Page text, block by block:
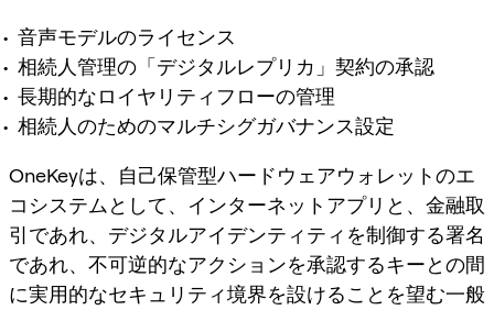
音声モデルのライセンス
相続人管理の「デジタルレプリカ」契約の承認
長期的なロイヤリティフローの管理
相続人のためのマルチシグガバナンス設定
OneKeyは、自己保管型ハードウェアウォレットのエ
コシステムとして、インターネットアプリと、金融取
引であれ、デジタルアイデンティティを制御する署名
であれ、不可逆的なアクションを承認するキーとの間
に実用的なセキュリティ境界を設けることを望む一般